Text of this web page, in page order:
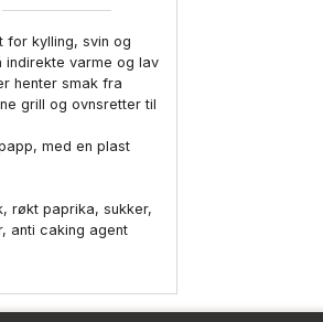
for kylling, svin og
indirekte varme og lav
henter smak fra
grill og ovnsretter til
med en plast
røkt paprika, sukker,
anti caking agent